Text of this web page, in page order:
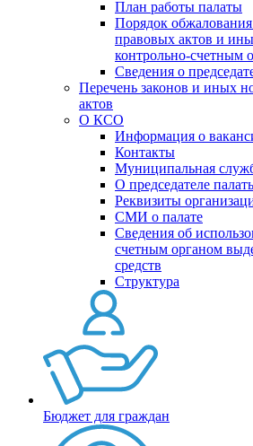
План работы палаты
Порядок
правовых актов и
контрольно-счетным
Сведения о
Перечень законов и иных
актов
О КСО
Информация о
Контакты
Муниципальная
О председателе
Реквизиты
СМИ о палате
Сведения об
счетным органом
средств
Структура
Бюджет для граждан